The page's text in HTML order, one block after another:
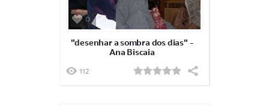
0
"desenhar a sombra dos dias" -
Ana Biscaia
112